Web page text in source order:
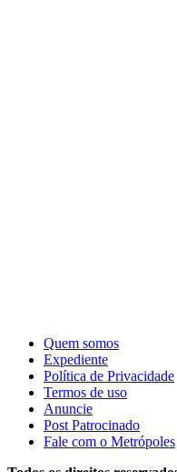
Quem somos
Expediente
Política de Privacidade
Termos de uso
Anuncie
Post Patrocinado
Fale com o Metrópoles